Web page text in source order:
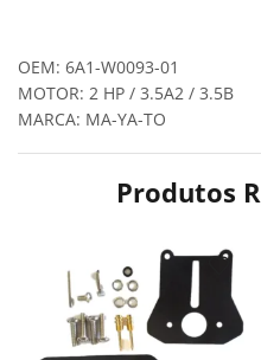
OEM: 6A1-W0093-01
MOTOR: 2 HP / 3.5A2 / 3.5B
MARCA: MA-YA-TO
Produtos